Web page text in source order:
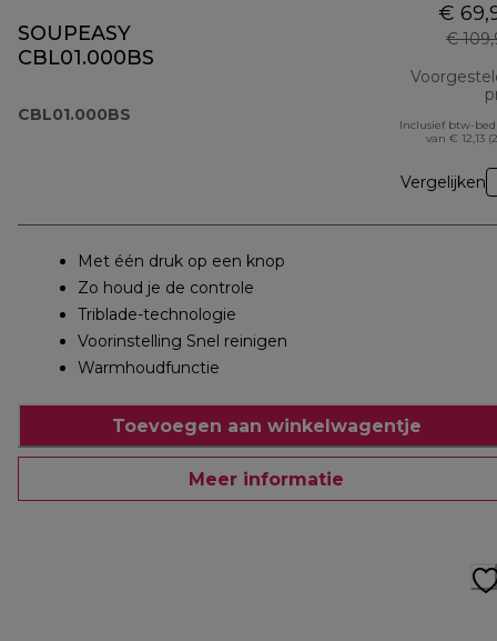
SOUPEASY
CBL01.000BS
CBL01.000BS
€
€
Inclusief btw-
van € 12,13
Vergelijken
Met één druk op een knop
Zo houd je de controle
Triblade-technologie
Voorinstelling Snel reinigen
Warmhoudfunctie
Toevoegen aan winkelwagentje
Meer informatie